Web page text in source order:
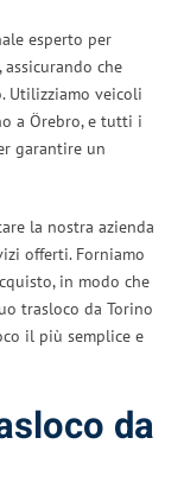
esperto per
che
Utilizziamo veicoli
a Örebro, e tutti i
garantire un
la nostra azienda
offerti. Forniamo
in modo che
trasloco da Torino
il più semplice e
da